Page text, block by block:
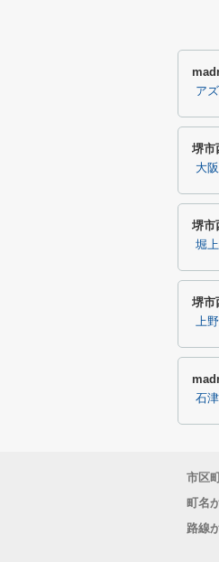
ア
堺市
大
堺市
堀上
堺市
上
石津
市区
町名
路線